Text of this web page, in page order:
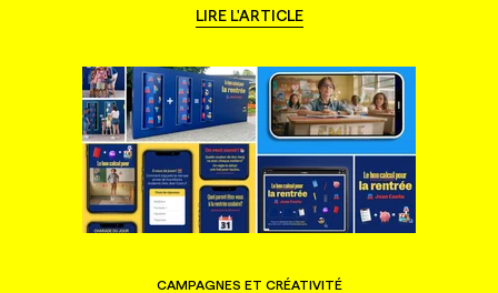
LIRE L'ARTICLE
CAMPAGNES ET CRÉATIVITÉ